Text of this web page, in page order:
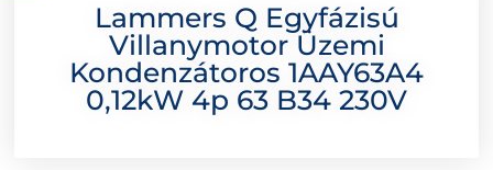
Lammers Q Egyfázisú
Villanymotor Üzemi
Kondenzátoros 1AAY63A4
0,12kW 4p 63 B34 230V